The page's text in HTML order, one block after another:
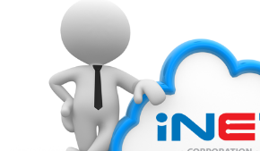
PHÒNG GIAO DỊCH NHCSXH KRÔNG
HUẤN NGHIỆP VỤ CHO BAN QUẢN LÝ
(26/06/2026, 00:00)
DANH SÁCH LÃNH ĐẠO, CHUYÊN VIÊN
PHỤC VỤ HÀNH CHÍNH CÔNG XÃ